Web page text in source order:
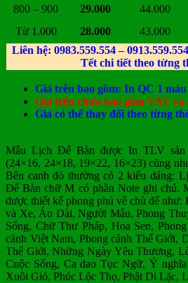
800 – 900
29.000 44.000
Từ 1.000
28.000 43.000
Liên hệ: 0983.559.554 –
Tết chi tiết theo từng
Giá trên bao gồm: In QC 1
Giá trên chưa bao gồm VAT và
Giá có thể thay đổi theo từng
Mẫu Lịch Để Bàn được In TLV sản
(24×16, 24×18, 19×22, 16×23) cũng
Bên canh đó thường có 2 kiểu dáng:
Để Bàn chữ M có phần Note ghi chú.
được thiết kế phong phú về chủ để như:
và Xe, Áo Dài, Người Mẫu, Phong
Sống, Chữ Thư Pháp, Hoa Sen,
cảnh Việt Nam, Phong cảnh Thế Giới,
Thế Giới, Những Ngày Yêu Thương,
Cuộc Sống, Ca dao Tục Ngữ, Ý
Xuôi Gió, Phúc Lộc Thọ, Phật Di Lặc,